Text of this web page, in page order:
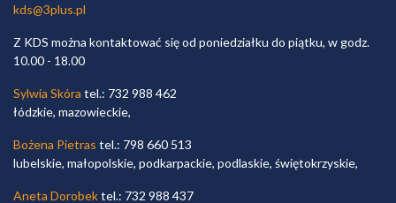
kds@3plus.pl
Z KDS można kontaktować się od poniedziałku do piątku, w godz.
10.00 - 18.00
Sylwia Skóra tel.: 732 988 462
łódzkie, mazowieckie,
Bożena Pietras tel.: 798 660 513
lubelskie, małopolskie, podkarpackie, podlaskie, świętokrzyskie,
Aneta Dorobektel.: 732 988 437